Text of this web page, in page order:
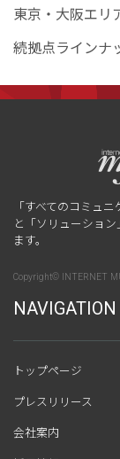
東京・大阪エリ
続拠点ラインナ
「すべてのコミュ
と「ソリューショ
ます。
Copyright© INTERNET
NAVIGATION
トップページ
プレスリリース
会社案内